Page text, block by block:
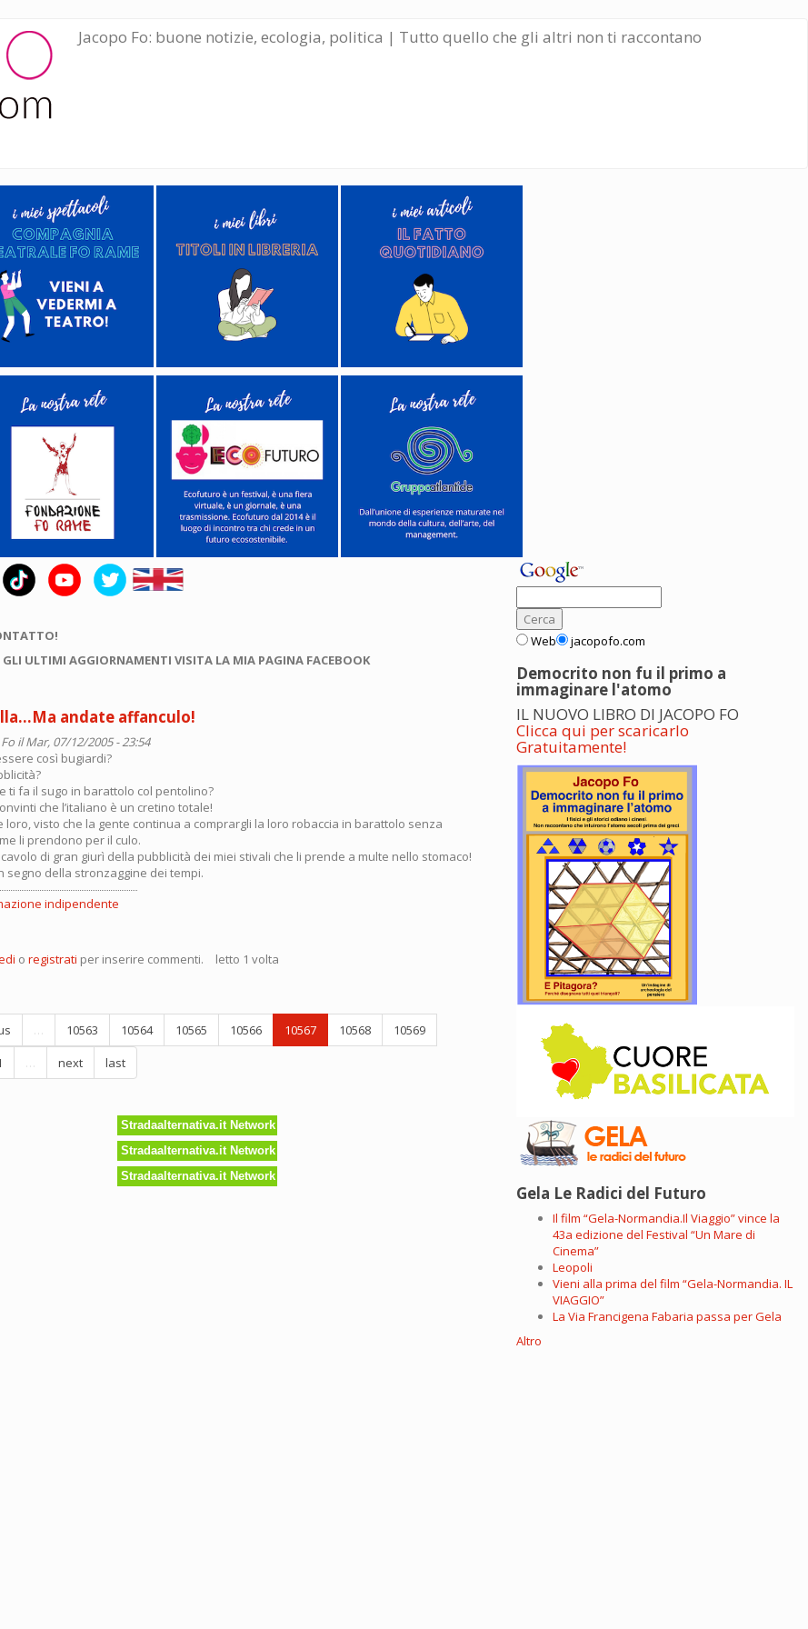
Jacopo Fo: buone notizie, ecologia, politica | Tutto quello che gli altri non ti raccontano
GLI ULTIMI AGGIORNAMENTI VISITA LA MIA PAGINA FACEBOOK
andate affanculo!
il Mar, 07/12/2005 - 23:54
così bugiardi?
ti fa il sugo in barattolo col pentolino?
che l’italiano è un cretino totale!
loro, visto che la gente continua a comprargli la loro robaccia in barattolo senza
li prendono per il culo.
cavolo di gran giurì della pubblicità dei miei stivali che li prende a multe nello stomaco!
segno della stronzaggine dei tempi.
indipendente
o registrati per inserire commenti. letto 1 volta
… 10563 10564 10565 10566 10567 10568
10569
… next last
Stradaalternativa.it Network
Stradaalternativa.it Network
Stradaalternativa.it Network
Web jacopofo.com
Democrito non fu il primo a
immaginare l'atomo
IL NUOVO LIBRO DI JACOPO FO
Clicca qui per scaricarlo
Gratuitamente!
Gela Le Radici del Futuro
Il film “Gela-Normandia.Il Viaggio” vince la
43a edizione del Festival “Un Mare di
Cinema”
Leopoli
Vieni alla prima del film “Gela-Normandia. IL
VIAGGIO”
La Via Francigena Fabaria passa per Gela
Altro